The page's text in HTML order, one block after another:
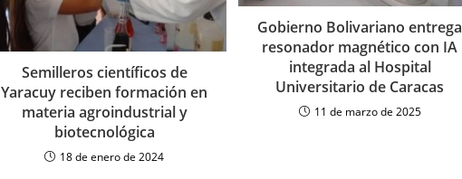
Semilleros científicos de
Yaracuy reciben formación en
materia agroindustrial y
biotecnológica
18 de enero de 2024
Gobierno Bolivariano entrega
resonador magnético con IA
integrada al Hospital
Universitario de Caracas
11 de marzo de 2025